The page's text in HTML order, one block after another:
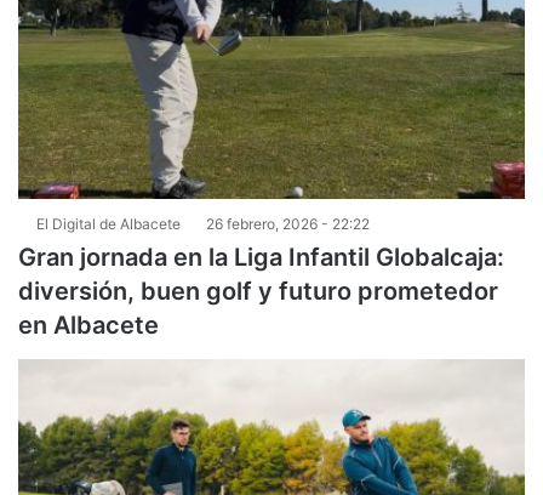
El Digital de Albacete 26 febrero, 2026 - 22:22
Gran jornada en la Liga Infantil Globalcaja:
diversión, buen golf y futuro prometedor
en Albacete